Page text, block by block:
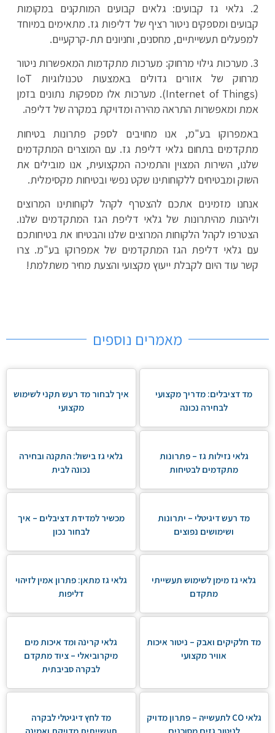
2. גלאי גז קבועים: גלאים קבועים המותקנים במקומות
קבועים ומספקים ניטור רציף של דליפות גז. מתאימים במיוחד
למפעלים תעשייתיים, מחסנים, וחניונים תת-קרקעיים.
3. מערכות גילוי מרחוק: מערכות מתקדמות המאפשרות ניטור
מרחוק של אזורים גדולים באמצעות טכנולוגיות IoT
(Internet of Things). מערכות אלו מספקות נתונים בזמן
אמת ומאפשרות התראה מהירה ומדויקת במקרה של דליפה.
באמפרוקו בע"מ, אנו מחויבים לספק פתרונות בטיחות
מתקדמים בתחום גלאי דליפת גז. עם המוצרים המתקדמים
שלנו, השירות המצוין והתמיכה המקצועית, אנו מובילים את
השוק ומבטיחים ללקוחותינו שקט נפשי ובטיחות מקסימלית.
אנחנו מזמינים אתכם להצטרף לקהל לקוחותינו המרוצים
וליהנות מהיתרונות של גלאי דליפת הגז המתקדמים שלנו.
הצטרפו לקהל הלקוחות המרוצים שלנו והבטיחו את בטיחותכם
עם גלאי דליפת הגז המתקדמים של אמפרוקו בע"מ. צרו
קשר עוד היום לקבלת ייעוץ מקצועי והצעת מחיר משתלמת!
מאמרים נוספים
מד דציבלים: מדריך מקצועי
לבחירה נכונה
איך לבחור מד רעש תקני לשימוש
מקצועי
גלאי נזילות גז – פתרונות
מתקדמים לבטיחות
גלאי גז בישול: התקנה ובחירה
נכונה לבית
מד רעש דיגיטלי – יתרונות
ושימושים נפוצים
מכשיר למדידת דציבלים – איך
לבחור נכון
גלאי גז מימן לשימוש תעשייתי
מתקדם
גלאי גז מתאן: פתרון אמין לזיהוי
דליפות
מד חלקיקים ואבק – ניטור איכות
אוויר מקצועי
גלאי קרינה ומד איכות מים
מיקרוביאלי – ציוד מתקדם
לבקרה סביבתית
גלאי CO לתעשייה – פתרון מדויק
מד לחץ דיגיטלי לבקרה